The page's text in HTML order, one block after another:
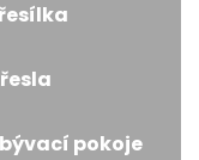
pokoje